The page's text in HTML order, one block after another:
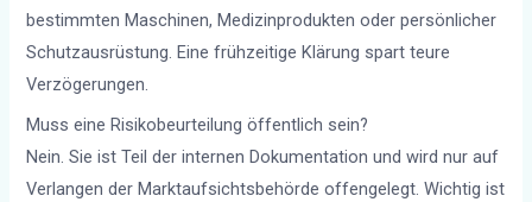
bestimmten Maschinen, Medizinprodukten oder persönlicher
Schutzausrüstung. Eine frühzeitige Klärung spart teure
Verzögerungen.
Muss eine Risikobeurteilung öffentlich sein?
Nein. Sie ist Teil der internen Dokumentation und wird nur auf
Verlangen der Marktaufsichtsbehörde offengelegt. Wichtig ist